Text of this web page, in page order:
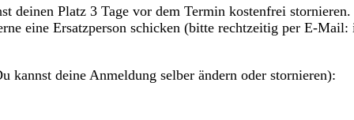
deinen Platz 3 Tage vor dem Termin kostenfrei
eine Ersatzperson schicken (bitte rechtzeitig per E-
deine Anmeldung selber ändern oder stornieren):